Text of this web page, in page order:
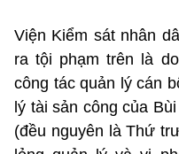
Viện Kiểm sát nhân
ra tội phạm trên là
công tác quản lý cán
lý tài sản công của
(đều nguyên là Thứ